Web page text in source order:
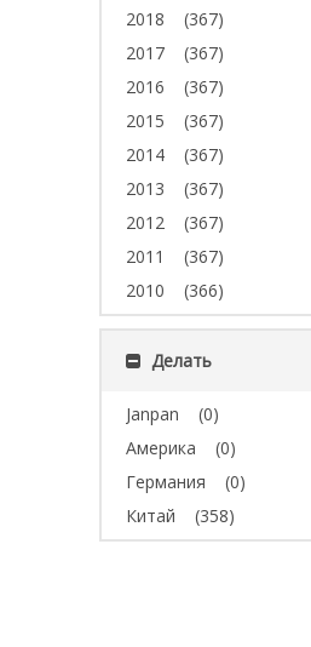
2018
(367)
2017
(367)
2016
(367)
2015
(367)
2014
(367)
2013
(367)
2012
(367)
2011
(367)
2010
(366)
Делать
Janpan
(0)
Америка
(0)
Германия
(0)
Китай
(358)